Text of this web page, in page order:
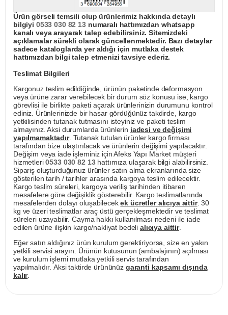
Ürün görseli temsili olup ürünlerimiz hakkında detaylı
bilgiyi 0533 030 82 13numaralı hattımızdan whatsapp
kanalı veya arayarak talep edebilirsiniz. Sitemizdeki
açıklamalar sürekli olarak güncellenmektedir. Bazı detaylar
sadece kataloglarda yer aldığı için mutlaka destek
hattımızdan bilgi talep etmenizi tavsiye ederiz.
Teslimat Bilgileri
Kargonuz teslim edildiğinde, ürünün paketinde deformasyon
veya ürüne zarar verebilecek bir durum söz konusu ise, kargo
görevlisi ile birlikte paketi açarak ürünlerinizin durumunu kontrol
ediniz. Ürünlerinizde bir hasar gördüğünüz takdirde, kargo
yetkilisinden tutanak tutmasını isteyiniz ve paketi teslim
almayınız. Aksi durumlarda ürünlerin iadesi ve değişimi
yapılmamaktadır. Tutanak tutulan ürünler kargo firması
tarafından bize ulaştırılacak ve ürünlerin değişimi yapılacaktır.
Değişim veya iade işleminiz için Afeks Yapı Market müşteri
hizmetleri0533 030 82 13hattımıza ulaşarak bilgi alabilirsiniz.
Sipariş oluşturduğunuz ürünler satın alma ekranlarında size
gösterilen tarih / tarihler arasında kargoya teslim edilecektir.
Kargo teslim süreleri, kargoya veriliş tarihinden itibaren
mesafelere göre değişiklik gösterebilir. Kargo teslimatlarında
mesafelerden dolayı oluşabilecekek ücretler alıcıya aittir. 30
kg ve üzeri teslimatlar araç üstü gerçekleşmektedir ve teslimat
süreleri uzayabilir. Cayma hakkı kullanılması nedeni ile iade
edilen ürüne ilişkin kargo/nakliyat bedeli alıcıya aittir.
Eğer satın aldığınız ürün kurulum gerektiriyorsa, size en yakın
yetkili servisi arayın. Ürünün kutusunun (ambalajının) açılması
ve kurulum işlemi mutlaka yetkili servis tarafından
yapılmalıdır. Aksi taktirde ürününüz garanti kapsamı dışında
kalır.